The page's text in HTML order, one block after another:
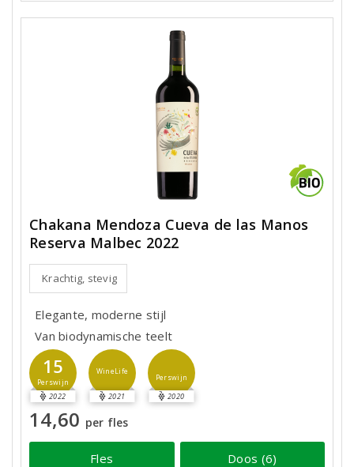
Chakana Mendoza Cueva de las Manos
Reserva Malbec 2022
Krachtig, stevig
Elegante, moderne stijl
Van biodynamische teelt
15
Perswijn
2022
WineLife
2021
Perswijn
2020
14,60 per fles
Fles Doos (6)